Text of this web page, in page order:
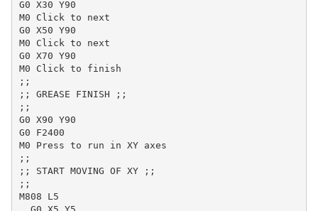
G0 X30 Y90
M0 Click to next
G0 X50 Y90
M0 Click to next
G0 X70 Y90
M0 Click to finish
;;
;; GREASE FINISH ;;
;;
G0 X90 Y90
G0 F2400
M0 Press to run in XY axes
;;
;; START MOVING OF XY ;;
;;
M808 L5